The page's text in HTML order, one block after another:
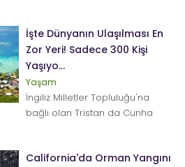
İşte Dünyanın Ulaşılması En
Zor Yeri! Sadece 300 Kişi
Yaşıyo...
Yaşam
İngiliz Milletler Topluluğu'na
bağlı olan Tristan da Cunha
California'da Orman Yangını